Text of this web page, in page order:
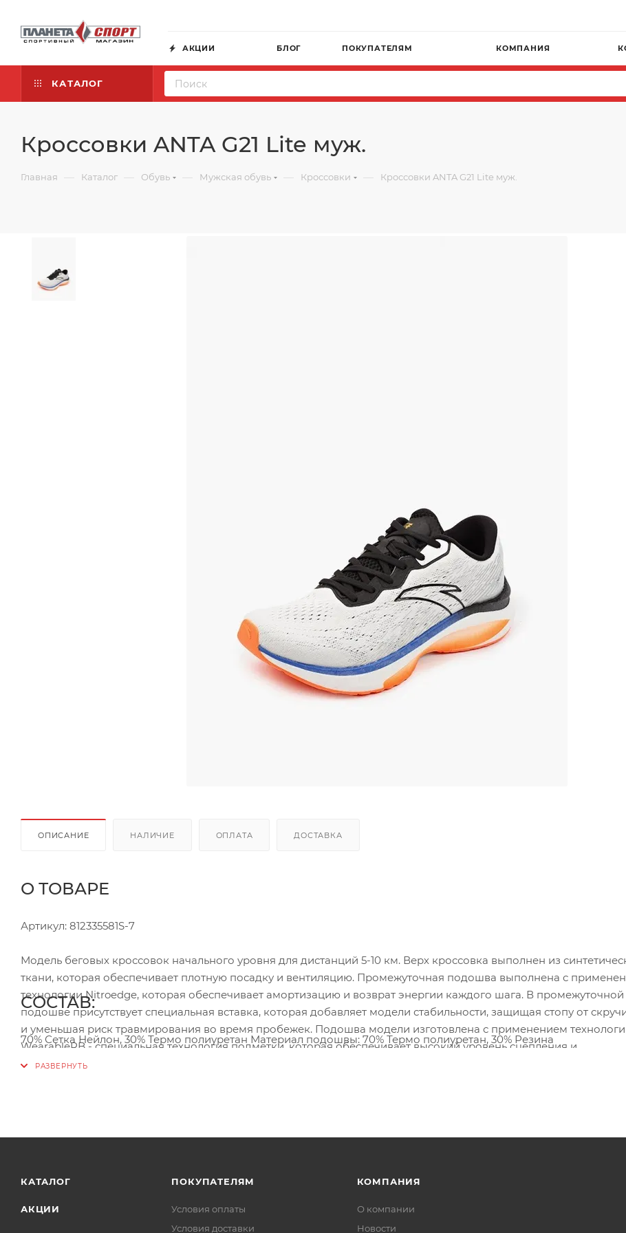
АКЦИИ БЛОГ ПОКУПАТЕЛЯМ КОМПАНИЯ
КАТАЛОГ
Кроссовки ANTA G21 Lite муж.
Главная — Каталог — Обувь — Мужская обувь — Кроссовки — Кроссовки ANTA G21 Lite муж.
ОПИСАНИЕ НАЛИЧИЕ ОПЛАТА ДОСТАВКА
О ТОВАРЕ
Артикул: 812335581S-7
Модель беговых кроссовок начального уровня для дистанций 5-10 км. Верх кроссовка выполнен из
ткани, которая обеспечивает плотную посадку и вентиляцию. Промежуточная подошва выполнена с
технологии Nitroedge, которая обеспечивает амортизацию и возврат энергии каждого шага. В промежуточной
подошве присутствует специальная вставка, которая добавляет модели стабильности, защищая стопу от
и уменьшая риск травмирования во время пробежек. Подошва модели изготовлена с применением
WearableRB - специальная технология подметки, которая обеспечивает высокий уровень сцепления и
износостойкость. Дроп кроссовка - 10мм. Вес кроссовка на размер 8US - 255г.
СОСТАВ:
70% Сетка Нейлон, 30% Термо полиуретан Материал подошвы: 70% Термо полиуретан, 30% Резина
КАТАЛОГ
АКЦИИ
ПОКУПАТЕЛЯМ
Условия оплаты
Условия доставки
КОМПАНИЯ
О компании
Новости